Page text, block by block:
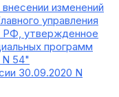
изменений
управления
РФ, утвержденное
программ
54"
30.09.2020 N